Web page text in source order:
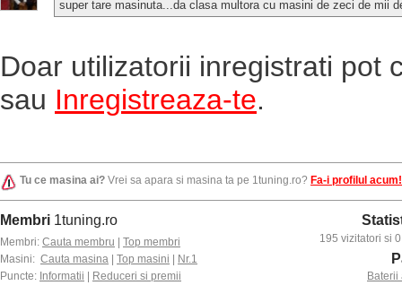
super tare masinuta...da clasa multora cu masini de zeci de mii
Doar utilizatorii inregistrati pot
sau Inregistreaza-te.
Tu ce masina ai? Vrei sa apara si masina ta pe 1tuning.ro? Fa-i profilul acum!
Membri 1tuning.ro
Membri: Cauta membru
Top membri
Masini: Cauta masina Top masini
Nr.1
Puncte: Informatii Reduceri si premii
195 vizitatori si